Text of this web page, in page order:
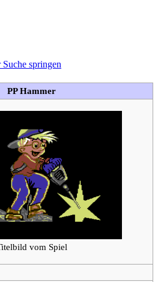
Suche springen
PP Hammer
vom Spiel